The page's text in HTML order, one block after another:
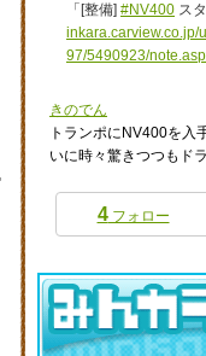
「[整備] #NV400 ス
inkara.carview.co.jp/
97/5490923/
きのでん
トランポにNV400を入
いに時々驚きつつもド
4フォロー